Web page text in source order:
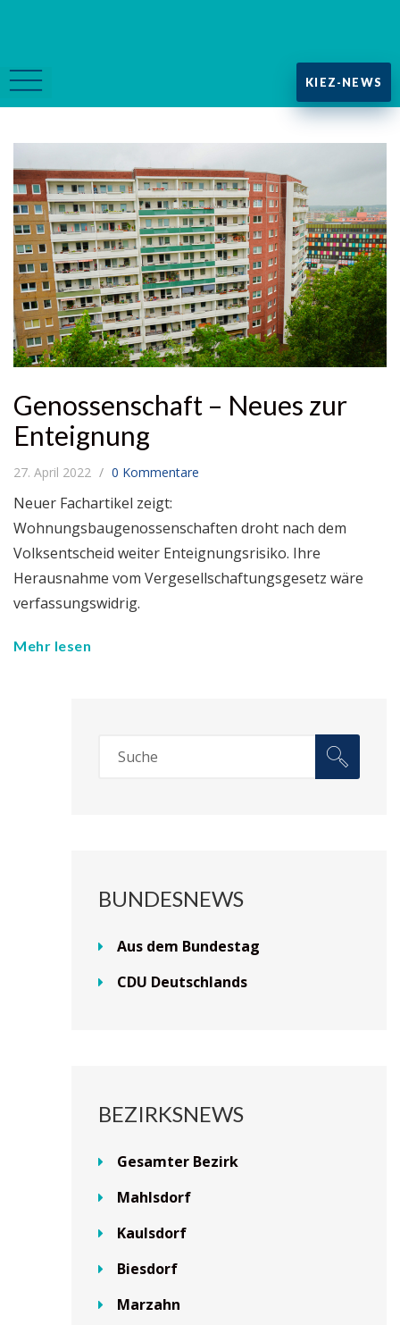
KIEZ-NEWS
Genossenschaft – Neues zur
Enteignung
27. April 2022 0 Kommentare
Neuer Fachartikel zeigt:
Wohnungsbaugenossenschaften droht nach dem
Volksentscheid weiter Enteignungsrisiko. Ihre
Herausnahme vom Vergesellschaftungsgesetz wäre
verfassungswidrig.
Mehr lesen
BUNDESNEWS
Aus dem Bundestag
CDU Deutschlands
BEZIRKSNEWS
Gesamter Bezirk
Mahlsdorf
Kaulsdorf
Biesdorf
Marzahn